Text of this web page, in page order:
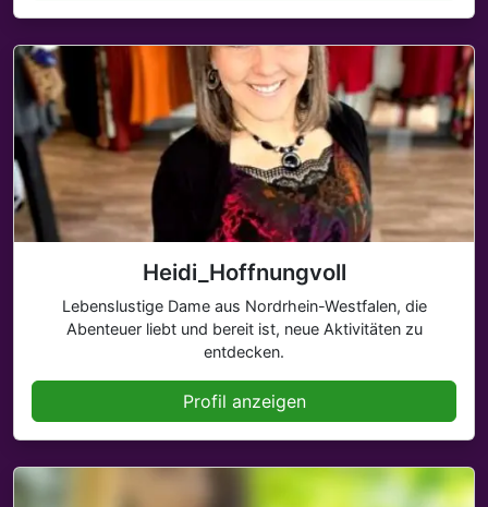
Heidi_Hoffnungvoll
Lebenslustige Dame aus Nordrhein-Westfalen, die
Abenteuer liebt und bereit ist, neue Aktivitäten zu
entdecken.
Profil anzeigen